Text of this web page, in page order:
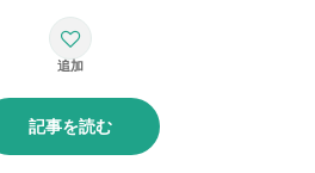
記事を読む